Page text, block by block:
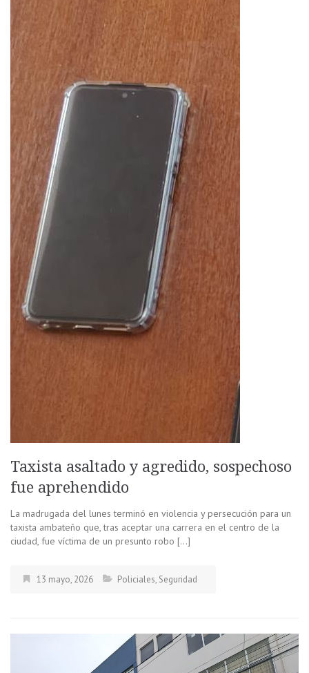
Taxista asaltado y agredido, sospechoso
fue aprehendido
La madrugada del lunes terminó en violencia y persecución para un
taxista ambateño que, tras aceptar una carrera en el centro de la
ciudad, fue víctima de un presunto robo […]
13 mayo, 2026 Policiales, Seguridad